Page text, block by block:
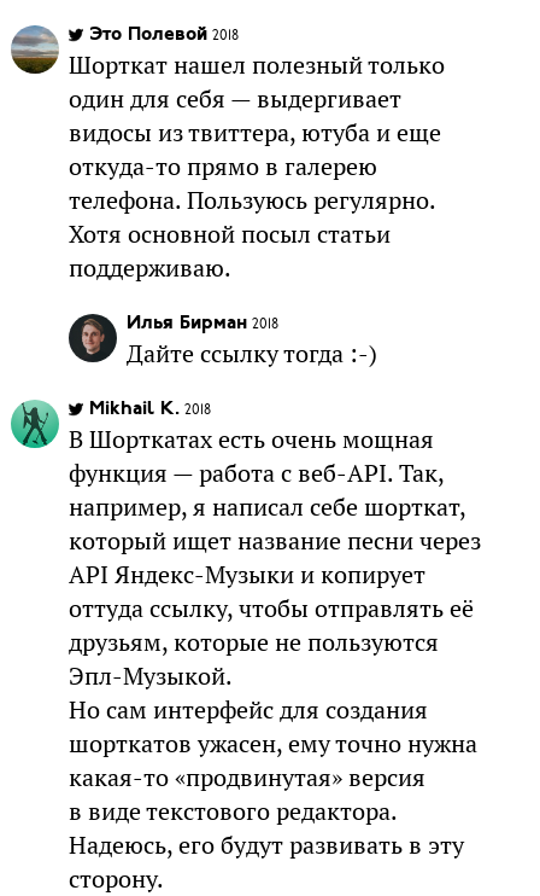
Это Полевой 2018
Шорткат нашел полезный только
один для себя — выдергивает
видосы из твиттера, ютуба и еще
откуда-то прямо в галерею
телефона. Пользуюсь регулярно.
Хотя основной посыл статьи
поддерживаю.
Илья Бирман 2018
Дайте ссылку тогда :-)
Mikhail K. 2018
В Шорткатах есть очень мощная
функция — работа с веб-API. Так,
например, я написал себе шорткат,
который ищет название песни через
API Яндекс-Музыки и копирует
оттуда ссылку, чтобы отправлять её
друзьям, которые не пользуются
Эпл-Музыкой.
Но сам интерфейс для создания
шорткатов ужасен, ему точно нужна
какая-то «продвинутая» версия
в виде текстового редактора.
Надеюсь, его будут развивать в эту
сторону.